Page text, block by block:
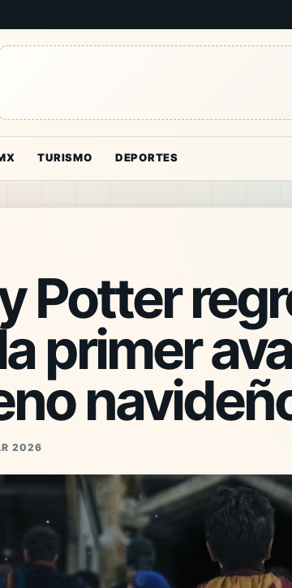
TURISMO DEPORTES
Potter
primer
2026